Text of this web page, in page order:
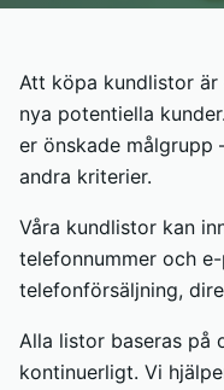
Att köpa kundlistor
nya potentiella
er önskade målgrupp
andra kriterier.
Våra kundlistor kan
telefonnummer och
telefonförsäljning,
Alla listor baseras på
kontinuerligt. Vi